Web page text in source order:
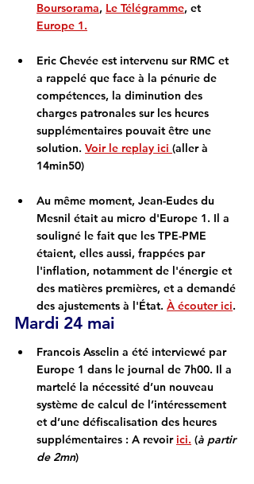
Boursorama, Le Télégramme, et
Europe 1.
Eric Chevée est intervenu sur RMC et
a rappelé que face à la pénurie de
compétences, la diminution des
charges patronales sur les heures
supplémentaires pouvait être une
solution. Voir le replay ici (aller à
14min50)
Au même moment, Jean-Eudes du
Mesnil était au micro d'Europe 1. Il a
souligné le fait que les TPE-PME
étaient, elles aussi, frappées par
l'inflation, notamment de l'énergie et
des matières premières, et a demandé
des ajustements à l'État. À écouter ici.
Mardi 24 mai
Francois Asselin a été interviewé par
Europe 1 dans le journal de 7h00. Il a
martelé la nécessité d’un nouveau
système de calcul de l’intéressement
et d’une défiscalisation des heures
supplémentaires : A revoir ici. (à partir
de 2mn)